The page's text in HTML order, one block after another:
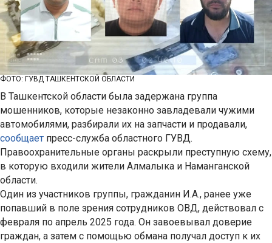
ФОТО: ГУВД ТАШКЕНТСКОЙ ОБЛАСТИ
В Ташкентской области была задержана группа
мошенников, которые незаконно завладевали чужими
автомобилями, разбирали их на запчасти и продавали,
сообщает пресс-служба областного ГУВД.
Правоохранительные органы раскрыли преступную схему,
в которую входили жители Алмалыка и Наманганской
области.
Один из участников группы, гражданин И.А., ранее уже
попавший в поле зрения сотрудников ОВД, действовал с
февраля по апрель 2025 года. Он завоевывал доверие
граждан, а затем с помощью обмана получал доступ к их